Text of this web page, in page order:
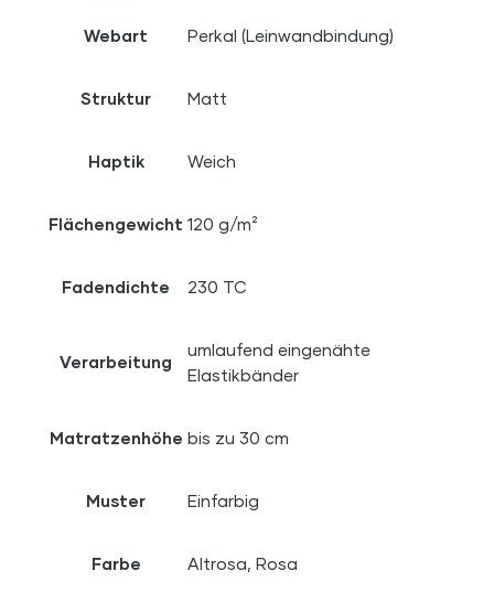
Webart Perkal (Leinwandbindung)
Struktur Matt
Haptik Weich
Flächengewicht 120 g/m²
Fadendichte 230 TC
Verarbeitung
umlaufend eingenähte
Elastikbänder
Matratzenhöhe bis zu 30 cm
Muster Einfarbig
Farbe Altrosa, Rosa